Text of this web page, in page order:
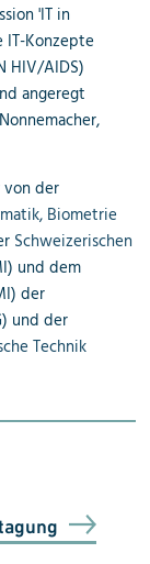
'IT in
IT-Konzepte
HIV/AIDS)
angeregt
von der
Biometrie
Schweizerischen
und dem
der
und der
Technik